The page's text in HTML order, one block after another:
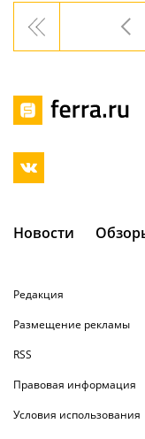
Новости
Редакция
Размещение рекламы
RSS
Правовая информация
Условия использования